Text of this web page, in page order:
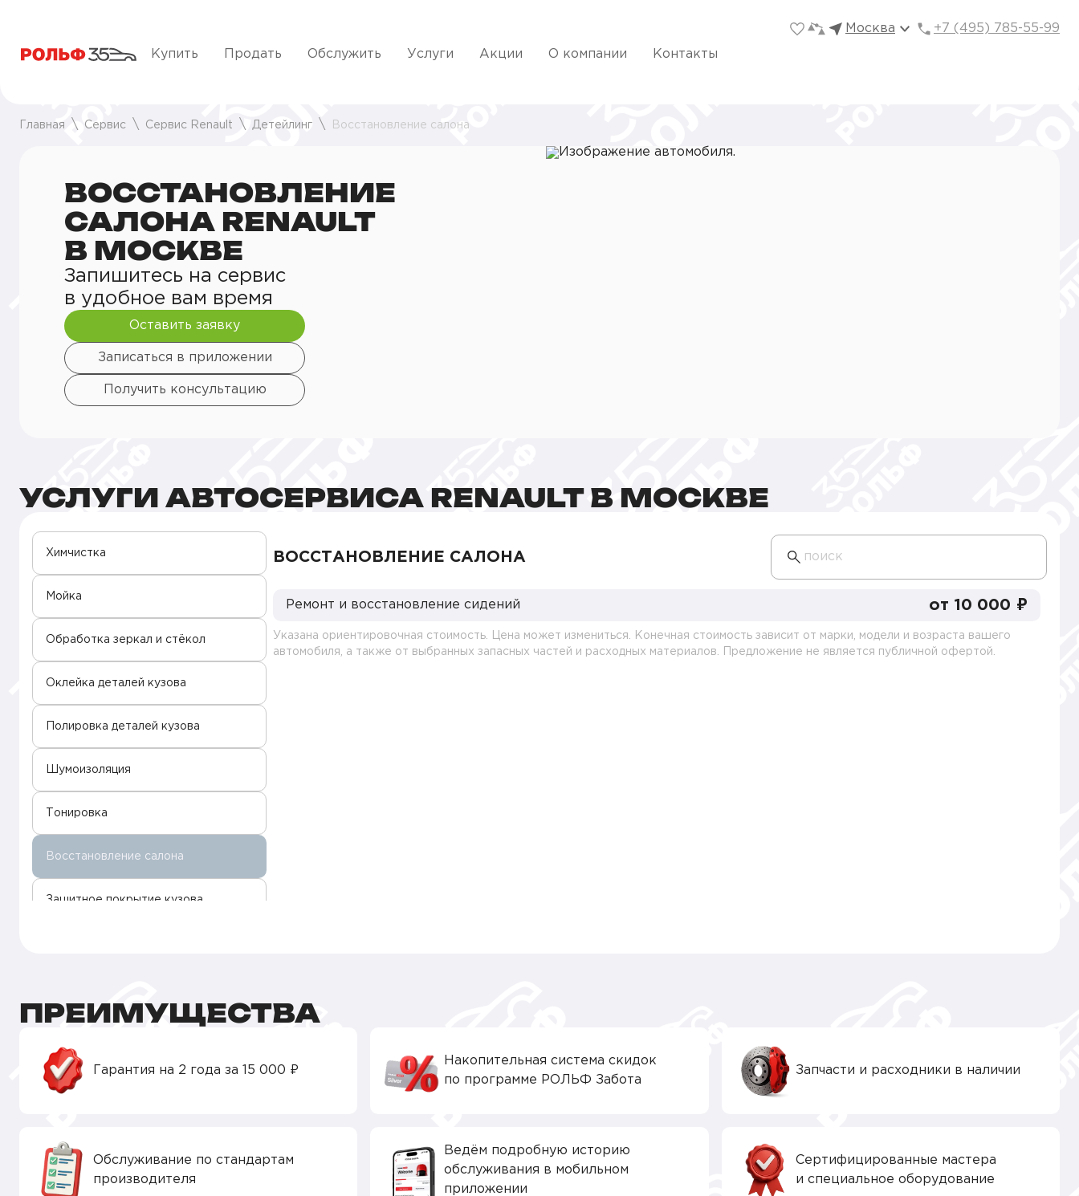
Москва +7 (495) 785-55-99
Купить Продать Обслужить Услуги Акции О компании Контакты
Главная Сервис Сервис Renault Детейлинг Восстановление салона
ВОССТАНОВЛЕНИЕ
САЛОНА RENAULT
В МОСКВЕ
Запишитесь на сервис
в удобное вам время
Оставить заявку
Записаться в приложении
Получить консультацию
УСЛУГИ АВТОСЕРВИСА RENAULT В МОСКВЕ
Химчистка
Мойка
Обработка зеркал и стёкол
Оклейка деталей кузова
Полировка деталей кузова
Шумоизоляция
Тонировка
Восстановление салона
Защитное покрытие кузова
ВОССТАНОВЛЕНИЕ САЛОНА поиск
Ремонт и восстановление сидений от 10 000 ₽
Указана ориентировочная стоимость. Цена может измениться. Конечная стоимость зависит от марки, модели и возраста вашего
автомобиля, а также от выбранных запасных частей и расходных материалов. Предложение не является публичной офертой.
ПРЕИМУЩЕСТВА
Гарантия на 2 года за 15 000 ₽
Накопительная система скидок
по программе РОЛЬФ Забота
Запчасти и расходники в наличии
Обслуживание по стандартам
производителя
Ведём подробную историю
обслуживания в мобильном
приложении
Сертифицированные мастера
и специальное оборудование